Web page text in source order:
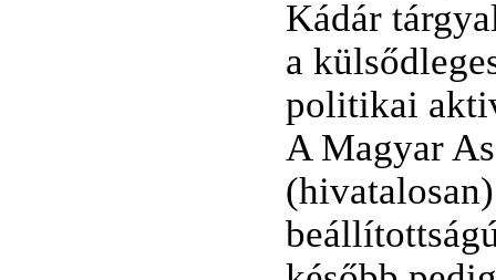
Kádár
a
politikai
A Magyar